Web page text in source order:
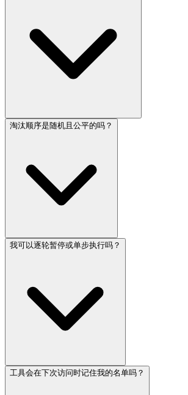
淘汰顺序是随机且公平的吗？
我可以逐轮暂停或单步执行吗？
工具会在下次访问时记住我的名单吗？